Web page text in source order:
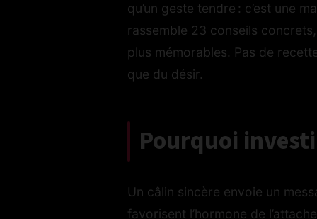
qu’un geste tendre : c’est une
rassemble 23 conseils
plus mémorables. Pas de
que du désir.
Pourquoi
Un câlin sincère envoie un
favorisent l’hormone de